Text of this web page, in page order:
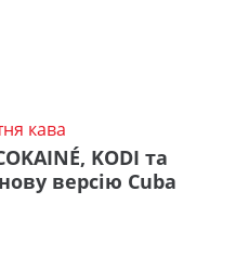
кава
KODI та
версію Cuba